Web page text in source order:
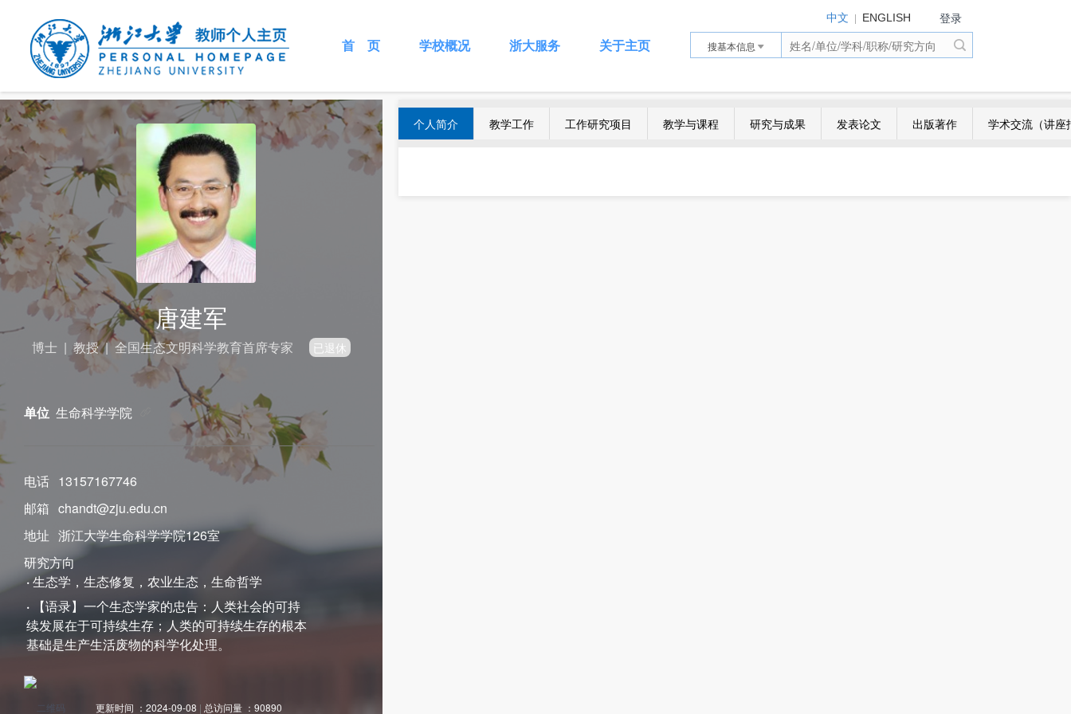
首 页 学校概况 浙大服务 关于主页
中文 | ENGLISH 登录
搜基本信息
唐建军
博士 | 教授 | 全国生态文明科学教育首席专家 已退休
单位 生命科学学院
电话 13157167746
邮箱 chandt@zju.edu.cn
地址 浙江大学生命科学学院126室
研究方向
·生态学，生态修复，农业生态，生命哲学
·
【语录】一个生态学家的忠告：人类社会的可持
续发展在于可持续生存；人类的可持续生存的根本
基础是生产生活废物的科学化处理。
更新时间 ： 2024-09-08 | 总访问量 ： 90890
个人简介 教学工作 工作研究项目 教学与课程 研究与成果 发表论文 出版著作 学术交流（讲座